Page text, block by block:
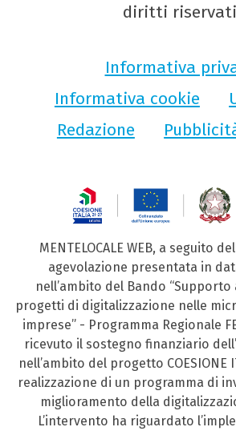
diritti riservati
Informativa
Informativa cookie
Redazione
MENTELOCALE WEB, a seguito
agevolazione presentata in
nell’ambito del Bando
progetti di digitalizzazione nelle
imprese” - Programma Regionale
ricevuto il sostegno finanziario
nell’ambito del progetto COESIONE
realizzazione di un programma di
miglioramento della
L’intervento ha riguardato